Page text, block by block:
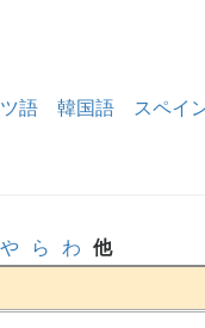
語 韓国語
スペイ
や ら わ
他